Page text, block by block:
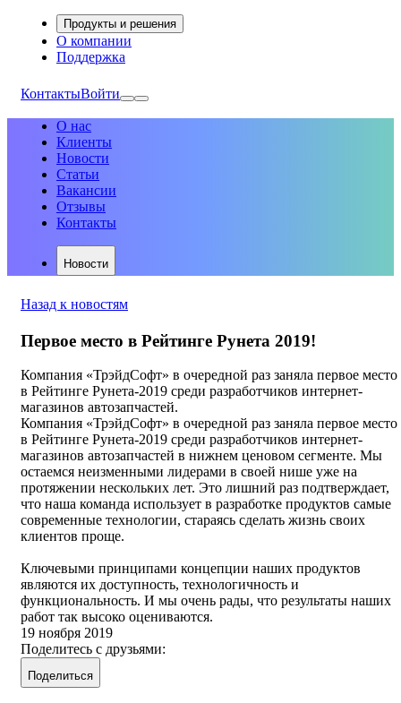
Продукты и решения
О компании
Поддержка
КонтактыВойти
О нас
Клиенты
Новости
Статьи
Вакансии
Отзывы
Контакты
Новости
Назад к новостям
Первое место в Рейтинге Рунета 2019!
Компания «ТрэйдСофт» в очередной раз заняла первое место
в Рейтинге Рунета-2019 среди разработчиков интернет-
магазинов автозапчастей.
Компания «ТрэйдСофт» в очередной раз заняла первое место
в Рейтинге Рунета-2019 среди разработчиков интернет-
магазинов автозапчастей в нижнем ценовом сегменте. Мы
остаемся неизменными лидерами в своей нише уже на
протяжении нескольких лет. Это лишний раз подтверждает,
что наша команда использует в разработке продуктов самые
современные технологии, стараясь сделать жизнь своих
клиентов проще.
Ключевыми принципами концепции наших продуктов
являются их доступность, технологичность и
функциональность. И мы очень рады, что результаты наших
работ так высоко оцениваются.
19 ноября 2019
Поделитесь с друзьями:
Поделиться